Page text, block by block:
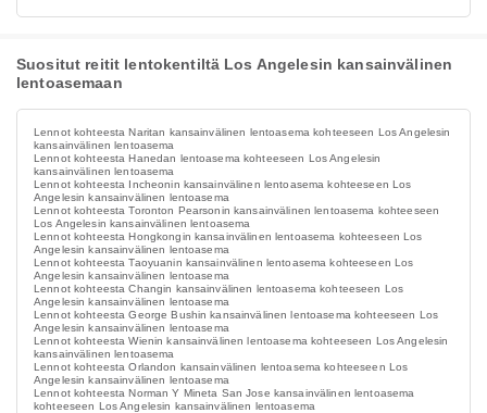
Suositut reitit lentokentiltä Los Angelesin kansainvälinen
lentoasemaan
Lennot kohteesta Naritan kansainvälinen lentoasema kohteeseen Los Angelesin
kansainvälinen lentoasema
Lennot kohteesta Hanedan lentoasema kohteeseen Los Angelesin
kansainvälinen lentoasema
Lennot kohteesta Incheonin kansainvälinen lentoasema kohteeseen Los
Angelesin kansainvälinen lentoasema
Lennot kohteesta Toronton Pearsonin kansainvälinen lentoasema kohteeseen
Los Angelesin kansainvälinen lentoasema
Lennot kohteesta Hongkongin kansainvälinen lentoasema kohteeseen Los
Angelesin kansainvälinen lentoasema
Lennot kohteesta Taoyuanin kansainvälinen lentoasema kohteeseen Los
Angelesin kansainvälinen lentoasema
Lennot kohteesta Changin kansainvälinen lentoasema kohteeseen Los
Angelesin kansainvälinen lentoasema
Lennot kohteesta George Bushin kansainvälinen lentoasema kohteeseen Los
Angelesin kansainvälinen lentoasema
Lennot kohteesta Wienin kansainvälinen lentoasema kohteeseen Los Angelesin
kansainvälinen lentoasema
Lennot kohteesta Orlandon kansainvälinen lentoasema kohteeseen Los
Angelesin kansainvälinen lentoasema
Lennot kohteesta Norman Y Mineta San Jose kansainvälinen lentoasema
kohteeseen Los Angelesin kansainvälinen lentoasema